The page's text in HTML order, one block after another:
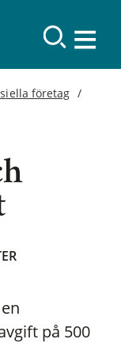
företag
på 500